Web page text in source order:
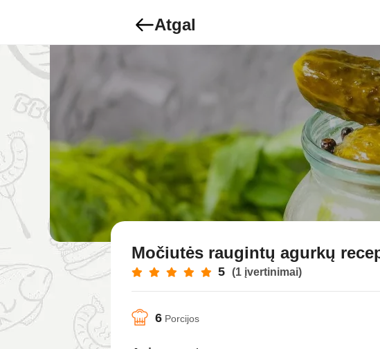
Atgal
Močiutės raugintų agurkų
5 (1 įvertinimai)
6 Porcijos